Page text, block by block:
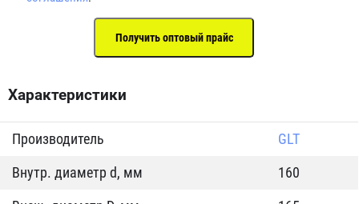
Характеристики
Производитель
GLT
Внутр. диаметр d, мм
160